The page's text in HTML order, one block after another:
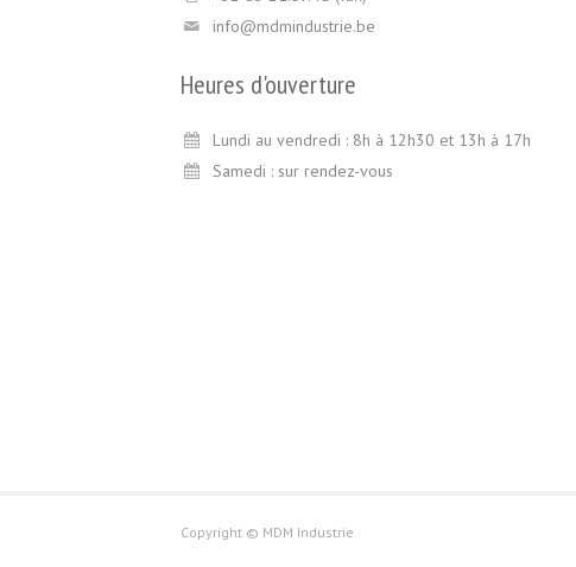
info@mdmindustrie.be
Heures d'ouverture
Lundi au vendredi : 8h à 12h30 et 13h à 17h
Samedi : sur rendez-vous
Copyright © MDM Industrie